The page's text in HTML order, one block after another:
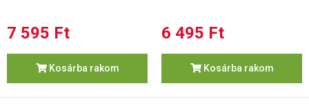
7 595 Ft
Kosárba rakom
6 495 Ft
Kosárba rakom